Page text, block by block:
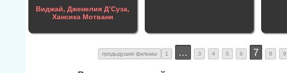
Виджай, Дженелия Д’Суза,
Хансика Мотвани
предыдушие фильмы 1 ... 3 4 5 6 7 8 9